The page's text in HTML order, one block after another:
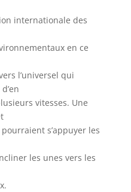
internationale des
en ce
l’universel qui
vitesses. Une
s’appuyer les
les unes vers les